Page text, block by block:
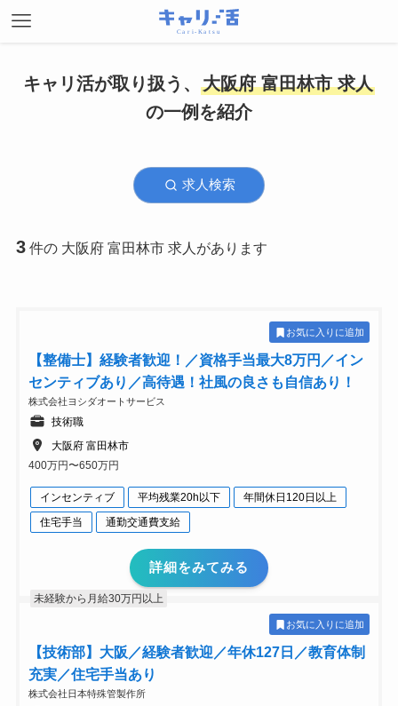
キャリ活が取り扱う、 大阪府 富田林市 求人
の一例を紹介
求人検索
3件の 大阪府 富田林市 求人があります
お気に入りに追加
【整備士】経験者歓迎！／資格手当最大8万円／イン
センティブあり／高待遇！社風の良さも自信あり！
株式会社ヨシダオートサービス
技術職
大阪府 富田林市
400万円〜650万円
インセンティブ 平均残業20h以下
年間休日120日以上
住宅手当
通勤交通費支給
詳細をみてみる
未経験から月給30万円以上
お気に入りに追加
【技術部】大阪／経験者歓迎／年休127日／教育体制
充実／住宅手当あり
株式会社日本特殊管製作所